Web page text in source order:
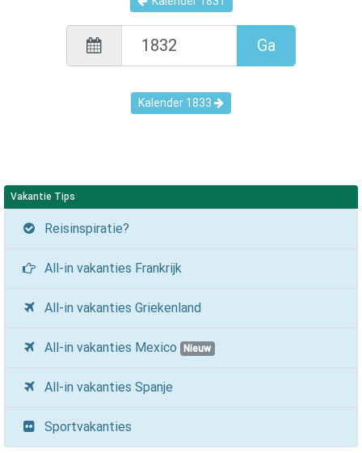
Ga
Kalender 1833
Vakantie Tips
Reisinspiratie?
All-in vakanties Frankrijk
All-in vakanties Griekenland
All-in vakanties Mexico Nieuw
All-in vakanties Spanje
Sportvakanties